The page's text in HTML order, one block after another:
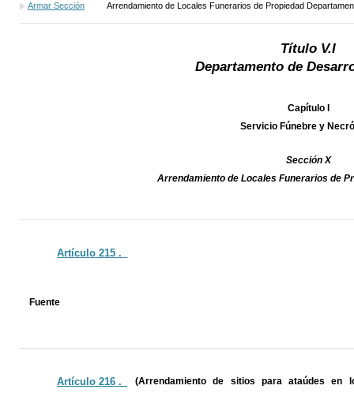
Armar Sección
Arrendamiento de Locales Funerarios de Propiedad
Título V.I
Departamento de
Capítulo I
Servicio Fúnebre y
Sección X
Arrendamiento de Locales Funerarios de
Artículo 215 ._
Fuente
Artículo 216 ._
(Arrendamiento de sitios para ataúdes en